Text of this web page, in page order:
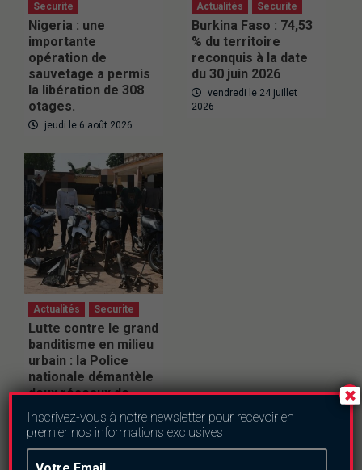
Securite
Nigeria : une
importante
opération de
sauvetage a permis
la libération de 308
otages.
jeudi le 6 août 2026
Actualités Securite
Burkina Faso : 74,53
% du territoire
reconquis à la date
du 30 juin 2026
vendredi le 24 juillet
2026
Actualités Securite
Lutte contre le grand
banditisme en milieu
urbain : la Police
nationale démantèle
deux réseaux de
malfaiteurs à
Ouagadougou
Inscrivez-vous à notre newsletter pour recevoir en
premier nos informations exclusives